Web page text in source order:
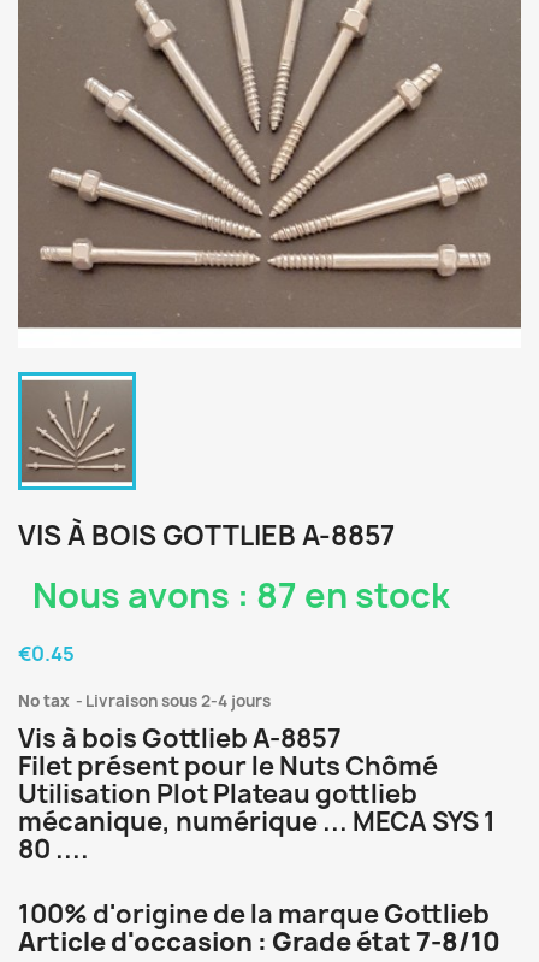
VIS À BOIS GOTTLIEB A-8857
Nous avons : 87 en stock
€0.45
No tax Livraison sous 2-4 jours
Vis à bois Gottlieb A-8857
Filet présent pour le Nuts Chômé
Utilisation Plot Plateau gottlieb
mécanique, numérique ... MECA SYS 1
80 ....
100% d'origine de la marque Gottlieb
Article d'occasion : Grade état 7-8/10